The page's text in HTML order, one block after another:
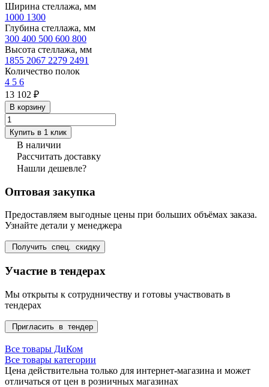
Ширина стеллажа, мм
1000 1300
Глубина стеллажа, мм
300 400 500 600 800
Высота стеллажа, мм
1855 2067 2279 2491
Количество полок
4 5 6
13 102 ₽
В корзину
Купить в 1 клик
В наличии
Рассчитать доставку
Нашли дешевле?
Оптовая закупка
Предоставляем выгодные цены при больших объёмах заказа.
Узнайте детали у менеджера
Получить спец. скидку
Участие в тендерах
Мы открыты к сотрудничеству и готовы участвовать в
тендерах
Пригласить в тендер
Все товары ДиКом
Все товары категории
Цена действительна только для интернет-магазина и может
отличаться от цен в розничных магазинах